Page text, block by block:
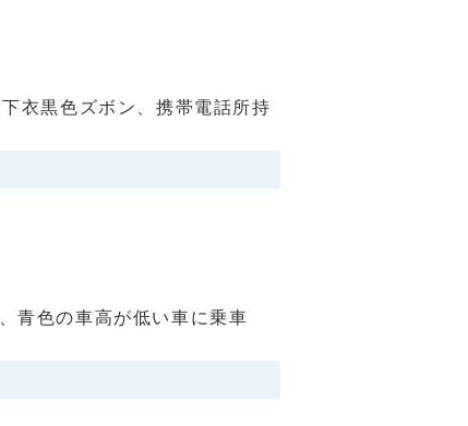
衣黒色ズボン、携帯電話所持
青色の車高が低い車に乗車